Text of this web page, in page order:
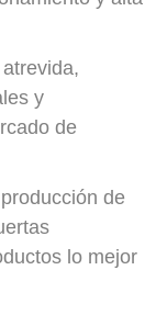
y
de
de
lo mejor